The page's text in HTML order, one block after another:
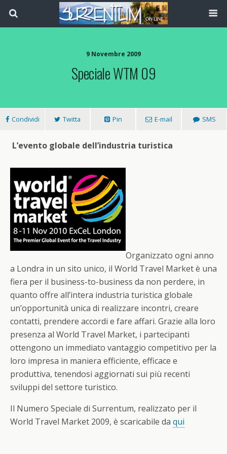
9 Novembre 2009
Speciale WTM 09
Condividi Twitta Pin E-mail SMS
L’evento globale dell’industria turistica
Organizzato ogni anno
a Londra in un sito unico, il World Travel Market è una
fiera per il business-to-business da non perdere, in
quanto offre all’intera industria turistica globale
un’opportunità unica di realizzare incontri, creare
contatti, prendere accordi e fare affari. Grazie alla loro
presenza al World Travel Market, i partecipanti
ottengono un immediato vantaggio competitivo per la
loro impresa in maniera efficiente, efficace e
produttiva, tenendosi aggiornati sui più recenti
sviluppi del settore turistico.
Il Numero Speciale di Surrentum, realizzato per il
World Travel Market 2009, è scaricabile da qui